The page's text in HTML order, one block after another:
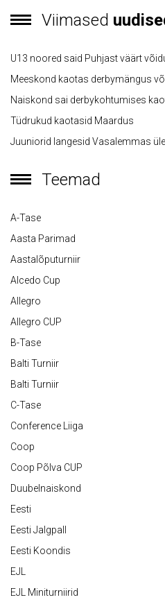
Viimased
U13 noored said Puhjast väärt
Meeskond kaotas derbymängus
Naiskond sai derbykohtumises
Tüdrukud kaotasid Maardus
Juuniorid langesid Vasalemmas
Teemad
A-Tase
Aasta Parimad
Aastalõputurniir
Alcedo Cup
Allegro
Allegro CUP
B-Tase
Balti Turniir
Balti Turniir
C-Tase
Conference Liiga
Coop
Coop Põlva CUP
Duubelnaiskond
Eesti
Eesti Jalgpall
Eesti Koondis
EJL
EJL Miniturniirid